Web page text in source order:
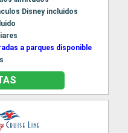
Disney incluidos
a parques disponible